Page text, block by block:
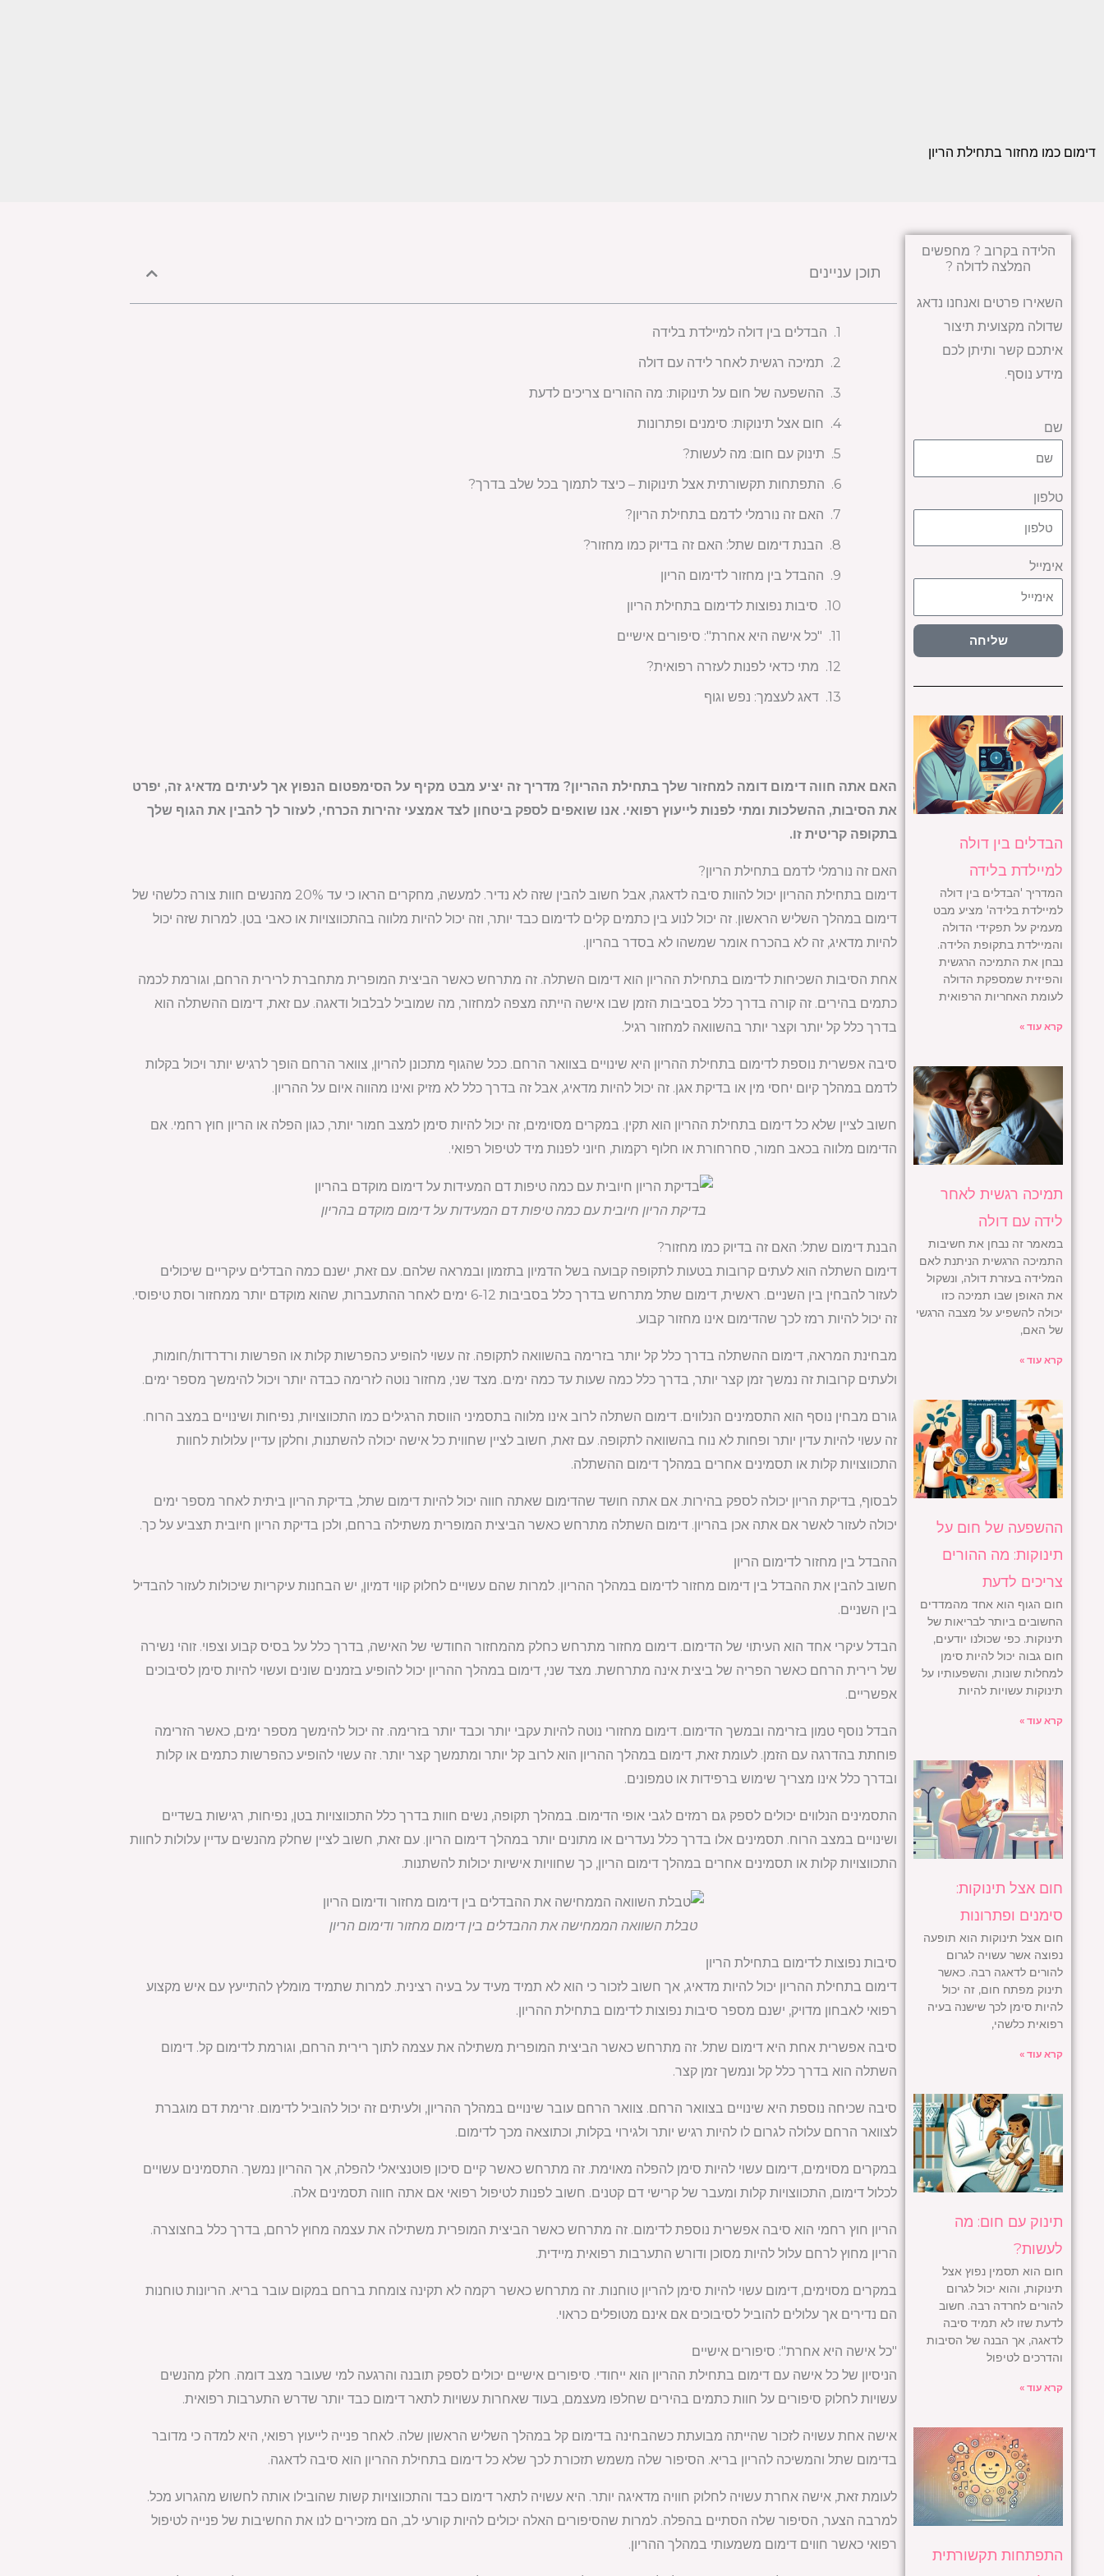
דימום כמו מחזור בתחילת הריון
הלידה בקרוב ? מחפשים
המלצה לדולה ?
השאירו פרטים ואנחנו נדאג
שדולה מקצועית תיצור
איתכם קשר ותיתן לכם
מידע נוסף.
שם
טלפון
אימייל
שליחה
הבדלים בין דולה
למיילדת בלידה
המדריך 'הבדלים בין דולה
למיילדת בלידה' מציע מבט
מעמיק על תפקידי הדולה
והמיילדת בתקופת הלידה.
נבחן את התמיכה הרגשית
והפיזית שמספקת הדולה
לעומת האחריות הרפואית
קרא עוד »
תמיכה רגשית לאחר
לידה עם דולה
במאמר זה נבחן את חשיבות
התמיכה הרגשית הניתנת לאם
המלידה בעזרת דולה, ונשקול
את האופן שבו תמיכה כזו
יכולה להשפיע על מצבה הרגשי
של האם,
קרא עוד »
ההשפעה של חום על
תינוקות: מה ההורים
צריכים לדעת
חום הגוף הוא אחד מהמדדים
החשובים ביותר לבריאות של
תינוקות. כפי שכולנו יודעים,
חום גבוה יכול להיות סימן
למחלות שונות, והשפעותיו על
תינוקות עשויות להיות
קרא עוד »
חום אצל תינוקות:
סימנים ופתרונות
חום אצל תינוקות הוא תופעה
נפוצה אשר עשויה לגרום
להורים לדאגה רבה. כאשר
תינוק מפתח חום, זה יכול
להיות סימן לכך שישנה בעיה
רפואית כלשהי,
קרא עוד »
תינוק עם חום: מה
לעשות?
חום הוא תסמין נפוץ אצל
תינוקות, והוא יכול לגרום
להורים לחרדה רבה. חשוב
לדעת שזו לא תמיד סיבה
לדאגה, אך הבנה של הסיבות
והדרכים לטיפול
קרא עוד »
התפתחות תקשורתית
תוכן עניינים
הבדלים בין דולה למיילדת בלידה
תמיכה רגשית לאחר לידה עם דולה
ההשפעה של חום על תינוקות: מה ההורים צריכים לדעת
חום אצל תינוקות: סימנים ופתרונות
תינוק עם חום: מה לעשות?
התפתחות תקשורתית אצל תינוקות – כיצד לתמוך בכל שלב בדרך?
האם זה נורמלי לדמם בתחילת הריון?
הבנת דימום שתל: האם זה בדיוק כמו מחזור?
ההבדל בין מחזור לדימום הריון
סיבות נפוצות לדימום בתחילת הריון
"כל אישה היא אחרת": סיפורים אישיים
מתי כדאי לפנות לעזרה רפואית?
דאג לעצמך: נפש וגוף
האם אתה חווה דימום דומה למחזור שלך בתחילת ההריון? מדריך זה יציע מבט מקיף על הסימפטום הנפוץ אך לעיתים מדאיג זה, יפרט
את הסיבות, ההשלכות ומתי לפנות לייעוץ רפואי. אנו שואפים לספק ביטחון לצד אמצעי זהירות הכרחי, לעזור לך להבין את הגוף שלך
בתקופה קריטית זו.
האם זה נורמלי לדמם בתחילת הריון?
דימום בתחילת ההריון יכול להוות סיבה לדאגה, אבל חשוב להבין שזה לא נדיר. למעשה, מחקרים הראו כי עד 20% מהנשים חוות צורה כלשהי של
דימום במהלך השליש הראשון. זה יכול לנוע בין כתמים קלים לדימום כבד יותר, וזה יכול להיות מלווה בהתכווצויות או כאבי בטן. למרות שזה יכול
להיות מדאיג, זה לא בהכרח אומר שמשהו לא בסדר בהריון.
אחת הסיבות השכיחות לדימום בתחילת ההריון הוא דימום השתלה. זה מתרחש כאשר הביצית המופרית מתחברת לרירית הרחם, וגורמת לכמה
כתמים בהירים. זה קורה בדרך כלל בסביבות הזמן שבו אישה הייתה מצפה למחזור, מה שמוביל לבלבול ודאגה. עם זאת, דימום ההשתלה הוא
בדרך כלל קל יותר וקצר יותר בהשוואה למחזור רגיל.
סיבה אפשרית נוספת לדימום בתחילת ההריון היא שינויים בצוואר הרחם. ככל שהגוף מתכונן להריון, צוואר הרחם הופך לרגיש יותר ויכול בקלות
לדמם במהלך קיום יחסי מין או בדיקת אגן. זה יכול להיות מדאיג, אבל זה בדרך כלל לא מזיק ואינו מהווה איום על ההריון.
חשוב לציין שלא כל דימום בתחילת ההריון הוא תקין. במקרים מסוימים, זה יכול להיות סימן למצב חמור יותר, כגון הפלה או הריון חוץ רחמי. אם
הדימום מלווה בכאב חמור, סחרחורת או חלוף רקמות, חיוני לפנות מיד לטיפול רפואי.
בדיקת הריון חיובית עם כמה טיפות דם המעידות על דימום מוקדם בהריון
הבנת דימום שתל: האם זה בדיוק כמו מחזור?
דימום השתלה הוא לעתים קרובות בטעות לתקופה קבועה בשל הדמיון בתזמון ובמראה שלהם. עם זאת, ישנם כמה הבדלים עיקריים שיכולים
לעזור להבחין בין השניים. ראשית, דימום שתל מתרחש בדרך כלל בסביבות 6-12 ימים לאחר ההתעברות, שהוא מוקדם יותר ממחזור וסת טיפוסי.
זה יכול להיות רמז לכך שהדימום אינו מחזור קבוע.
מבחינת המראה, דימום ההשתלה בדרך כלל קל יותר בזרימה בהשוואה לתקופה. זה עשוי להופיע כהפרשות קלות או הפרשות ורדרדות/חומות,
ולעתים קרובות זה נמשך זמן קצר יותר, בדרך כלל כמה שעות עד כמה ימים. מצד שני, מחזור נוטה לזרימה כבדה יותר ויכול להימשך מספר ימים.
גורם מבחין נוסף הוא התסמינים הנלווים. דימום השתלה לרוב אינו מלווה בתסמיני הווסת הרגילים כמו התכווצויות, נפיחות ושינויים במצב הרוח.
זה עשוי להיות עדין יותר ופחות לא נוח בהשוואה לתקופה. עם זאת, חשוב לציין שחווית כל אישה יכולה להשתנות, וחלקן עדיין עלולות לחוות
התכווצויות קלות או תסמינים אחרים במהלך דימום ההשתלה.
לבסוף, בדיקת הריון יכולה לספק בהירות. אם אתה חושד שהדימום שאתה חווה יכול להיות דימום שתל, בדיקת הריון ביתית לאחר מספר ימים
יכולה לעזור לאשר אם אתה אכן בהריון. דימום השתלה מתרחש כאשר הביצית המופרית משתילה ברחם, ולכן בדיקת הריון חיובית תצביע על כך.
ההבדל בין מחזור לדימום הריון
חשוב להבין את ההבדל בין דימום מחזור לדימום במהלך ההריון. למרות שהם עשויים לחלוק קווי דמיון, יש הבחנות עיקריות שיכולות לעזור להבדיל
בין השניים.
הבדל עיקרי אחד הוא העיתוי של הדימום. דימום מחזור מתרחש כחלק מהמחזור החודשי של האישה, בדרך כלל על בסיס קבוע וצפוי. זוהי נשירה
של רירית הרחם כאשר הפריה של ביצית אינה מתרחשת. מצד שני, דימום במהלך ההריון יכול להופיע בזמנים שונים ועשוי להיות סימן לסיבוכים
אפשריים.
הבדל נוסף טמון בזרימה ובמשך הדימום. דימום מחזורי נוטה להיות עקבי יותר וכבד יותר בזרימה. זה יכול להימשך מספר ימים, כאשר הזרימה
פוחתת בהדרגה עם הזמן. לעומת זאת, דימום במהלך ההריון הוא לרוב קל יותר ומתמשך קצר יותר. זה עשוי להופיע כהפרשות כתמים או קלות
ובדרך כלל אינו מצריך שימוש ברפידות או טמפונים.
התסמינים הנלווים יכולים לספק גם רמזים לגבי אופי הדימום. במהלך תקופה, נשים חוות בדרך כלל התכווצויות בטן, נפיחות, רגישות בשדיים
ושינויים במצב הרוח. תסמינים אלו בדרך כלל נעדרים או מתונים יותר במהלך דימום הריון. עם זאת, חשוב לציין שחלק מהנשים עדיין עלולות לחוות
התכווצויות קלות או תסמינים אחרים במהלך דימום הריון, כך שחוויות אישיות יכולות להשתנות.
טבלת השוואה הממחישה את ההבדלים בין דימום מחזור ודימום הריון
סיבות נפוצות לדימום בתחילת הריון
דימום בתחילת ההריון יכול להיות מדאיג, אך חשוב לזכור כי הוא לא תמיד מעיד על בעיה רצינית. למרות שתמיד מומלץ להתייעץ עם איש מקצוע
רפואי לאבחון מדויק, ישנם מספר סיבות נפוצות לדימום בתחילת ההריון.
סיבה אפשרית אחת היא דימום שתל. זה מתרחש כאשר הביצית המופרית משתילה את עצמה לתוך רירית הרחם, וגורמת לדימום קל. דימום
השתלה הוא בדרך כלל קל ונמשך זמן קצר.
סיבה שכיחה נוספת היא שינויים בצוואר הרחם. צוואר הרחם עובר שינויים במהלך ההריון, ולעיתים זה יכול להוביל לדימום. זרימת דם מוגברת
לצוואר הרחם עלולה לגרום לו להיות רגיש יותר ולגירוי בקלות, וכתוצאה מכך לדימום.
במקרים מסוימים, דימום עשוי להיות סימן להפלה מאוימת. זה מתרחש כאשר קיים סיכון פוטנציאלי להפלה, אך ההריון נמשך. התסמינים עשויים
לכלול דימום, התכווצויות קלות ומעבר של קרישי דם קטנים. חשוב לפנות לטיפול רפואי אם אתה חווה תסמינים אלה.
הריון חוץ רחמי הוא סיבה אפשרית נוספת לדימום. זה מתרחש כאשר הביצית המופרית משתילה את עצמה מחוץ לרחם, בדרך כלל בחצוצרה.
הריון מחוץ לרחם עלול להיות מסוכן ודורש התערבות רפואית מיידית.
במקרים מסוימים, דימום עשוי להיות סימן להריון טוחנות. זה מתרחש כאשר רקמה לא תקינה צומחת ברחם במקום עובר בריא. הריונות טוחנות
הם נדירים אך עלולים להוביל לסיבוכים אם אינם מטופלים כראוי.
"כל אישה היא אחרת": סיפורים אישיים
הניסיון של כל אישה עם דימום בתחילת ההריון הוא ייחודי. סיפורים אישיים יכולים לספק תובנה והרגעה למי שעובר מצב דומה. חלק מהנשים
עשויות לחלוק סיפורים על חוות כתמים בהירים שחלפו מעצמם, בעוד שאחרות עשויות לתאר דימום כבד יותר שדרש התערבות רפואית.
אישה אחת עשויה לזכור שהייתה מבועתת כשהבחינה בדימום קל במהלך השליש הראשון שלה. לאחר פנייה לייעוץ רפואי, היא למדה כי מדובר
בדימום שתל והמשיכה להריון בריא. הסיפור שלה משמש תזכורת לכך שלא כל דימום בתחילת ההריון הוא סיבה לדאגה.
לעומת זאת, אישה אחרת עשויה לחלוק חוויה מדאיגה יותר. היא עשויה לתאר דימום כבד והתכווצויות קשות שהובילו אותה לחשוש מהגרוע מכל.
למרבה הצער, הסיפור שלה הסתיים בהפלה. למרות שהסיפורים האלה יכולים להיות קורעי לב, הם מזכירים לנו את החשיבות של פנייה לטיפול
רפואי כאשר חווים דימום משמעותי במהלך ההריון.